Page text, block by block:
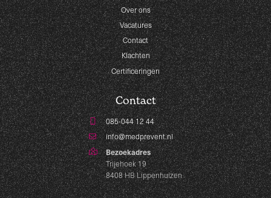
Over ons
Vacatures
Contact
Klachten
Certificeringen
Contact
085-044 12 44
info@medprevent.nl
Bezoekadres
Trijehoek 19
8408 HB Lippenhuizen